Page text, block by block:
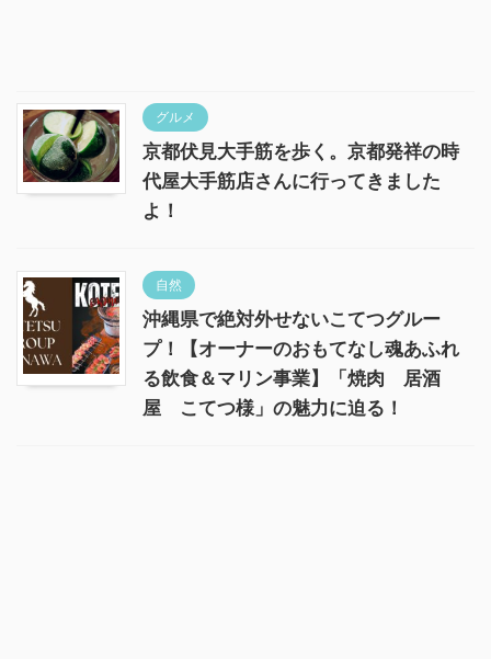
グルメ
京都伏見大手筋を歩く。京都発祥の時
代屋大手筋店さんに行ってきました
よ！
自然
沖縄県で絶対外せないこてつグルー
プ！【オーナーのおもてなし魂あふれ
る飲食＆マリン事業】「焼肉 居酒
屋 こてつ様」の魅力に迫る！